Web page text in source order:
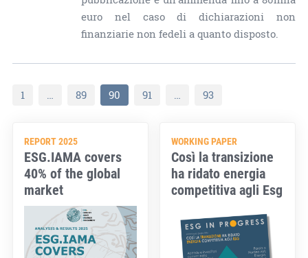
euro nel caso di dichiarazioni non
finanziarie non fedeli a quanto disposto.
1 … 89 90 91 … 93
REPORT 2025
ESG.IAMA covers
40% of the global
market
WORKING PAPER
Così la transizione
ha ridato energia
competitiva agli Esg